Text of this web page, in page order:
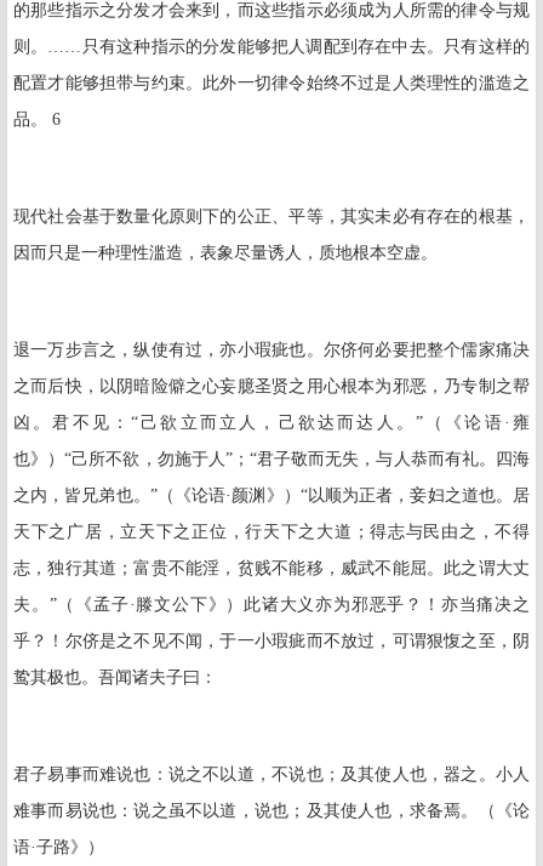
的那些指示之分发才会来到，而这些指示必须成为人所需的律令与规
则。……只有这种指示的分发能够把人调配到存在中去。只有这样的
配置才能够担带与约束。此外一切律令始终不过是人类理性的滥造之
品。 6
现代社会基于数量化原则下的公正、平等，其实未必有存在的根基，
因而只是一种理性滥造，表象尽量诱人，质地根本空虚。
退一万步言之，纵使有过，亦小瑕疵也。尔侪何必要把整个儒家痛决
之而后快，以阴暗险僻之心妄臆圣贤之用心根本为邪恶，乃专制之帮
凶。君不见：“己欲立而立人，己欲达而达人。”（《论语·雍
也》）“己所不欲，勿施于人”；“君子敬而无失，与人恭而有礼。四海
之内，皆兄弟也。”（《论语·颜渊》）“以顺为正者，妾妇之道也。居
天下之广居，立天下之正位，行天下之大道；得志与民由之，不得
志，独行其道；富贵不能淫，贫贱不能移，威武不能屈。此之谓大丈
夫。”（《孟子·滕文公下》）此诸大义亦为邪恶乎？！亦当痛决之
乎？！尔侪是之不见不闻，于一小瑕疵而不放过，可谓狠愎之至，阴
鸷其极也。吾闻诸夫子曰：
君子易事而难说也：说之不以道，不说也；及其使人也，器之。小人
难事而易说也：说之虽不以道，说也；及其使人也，求备焉。（《论
语·子路》）